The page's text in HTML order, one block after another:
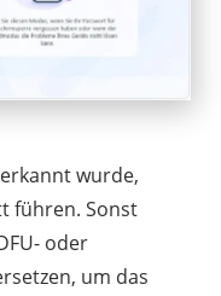
wurde,
führen. Sonst
oder
um das